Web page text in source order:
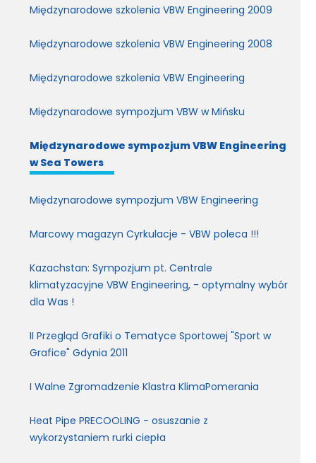
Międzynarodowe szkolenia VBW Engineering 2009
Międzynarodowe szkolenia VBW Engineering 2008
Międzynarodowe szkolenia VBW Engineering
Międzynarodowe sympozjum VBW w Mińsku
Międzynarodowe sympozjum VBW Engineering
w Sea Towers
Międzynarodowe sympozjum VBW Engineering
Marcowy magazyn Cyrkulacje - VBW poleca !!!
Kazachstan: Sympozjum pt. Centrale
klimatyzacyjne VBW Engineering, - optymalny wybór
dla Was !
II Przegląd Grafiki o Tematyce Sportowej "Sport w
Grafice" Gdynia 2011
I Walne Zgromadzenie Klastra KlimaPomerania
Heat Pipe PRECOOLING - osuszanie z
wykorzystaniem rurki ciepła